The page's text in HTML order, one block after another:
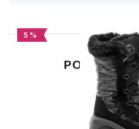
PODOBNÉ
5 %